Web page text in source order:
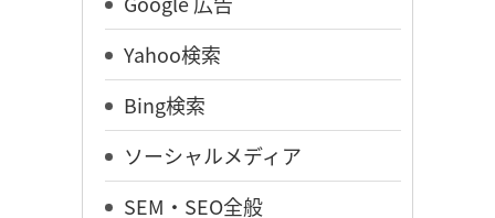
Yahoo検索
Bing検索
ソーシャルメディア
SEM・SEO全般